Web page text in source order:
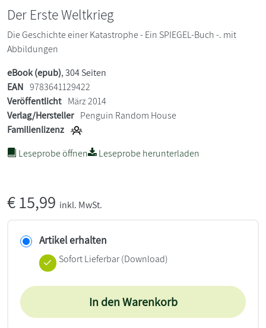
Der Erste Weltkrieg
Die Geschichte einer Katastrophe - Ein SPIEGEL-Buch -. mit
Abbildungen
eBook (epub), 304 Seiten
EAN 9783641129422
Veröffentlicht März 2014
Verlag/Hersteller Penguin Random House
Familienlizenz
Leseprobe öffnen
Leseprobe herunterladen
€15,99 inkl. MwSt.
Artikel erhalten
Sofort Lieferbar (Download)
In den Warenkorb